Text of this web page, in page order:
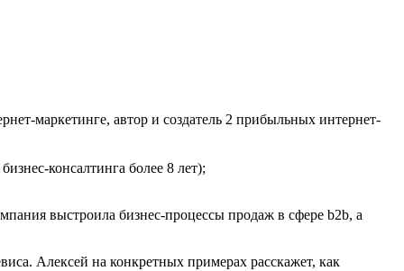
маркетинге, автор и создатель 2 прибыльных интернет-
консалтинга более 8 лет);
выстроила бизнес-процессы продаж в сфере b2b, а
Алексей на конкретных примерах расскажет, как